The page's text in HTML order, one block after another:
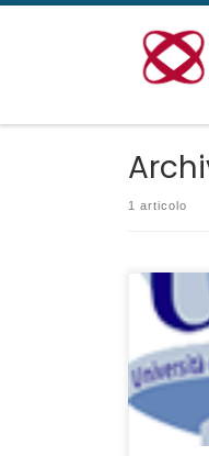
Passa al contenuto
1 articolo
Scadenza
settembre